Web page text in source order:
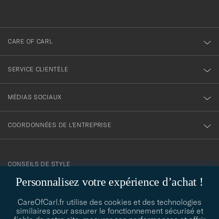
Personnalisez votre expérience d’achat !
CareOfCarl.fr utilise des cookies et des technologies
similaires pour assurer le fonctionnement sécurisé et
CARE OF CARL
SERVICE CLIENTÈLE
MÉDIAS SOCIAUX
COORDONNÉES DE L'ENTREPRISE
CONSEILS DE STYLE
Besoin d'aide pour trouver votre style ? Laissez-nous vous guider,
CONSEILS DE STYLE